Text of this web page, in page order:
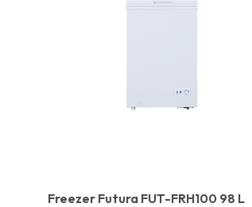
Freezer Futura FUT-FRH100 98 L